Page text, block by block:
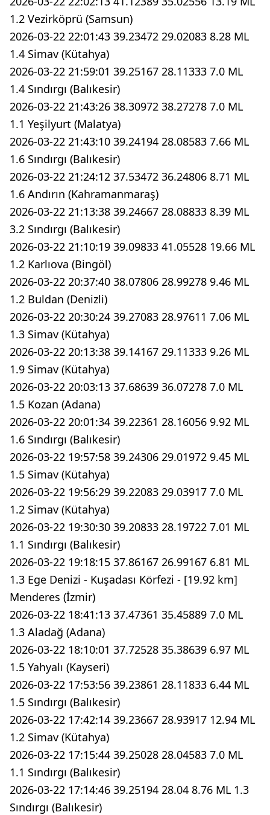
1.2 Vezirköprü (Samsun)
2026-03-22 22:01:43 39.23472 29.02083 8.28 ML
1.4 Simav (Kütahya)
2026-03-22 21:59:01 39.25167 28.11333 7.0 ML
1.4 Sındırgı (Balıkesir)
2026-03-22 21:43:26 38.30972 38.27278 7.0 ML
1.1 Yeşilyurt (Malatya)
2026-03-22 21:43:10 39.24194 28.08583 7.66 ML
1.6 Sındırgı (Balıkesir)
2026-03-22 21:24:12 37.53472 36.24806 8.71 ML
1.6 Andırın (Kahramanmaraş)
2026-03-22 21:13:38 39.24667 28.08833 8.39 ML
3.2 Sındırgı (Balıkesir)
2026-03-22 21:10:19 39.09833 41.05528 19.66 ML
1.2 Karlıova (Bingöl)
2026-03-22 20:37:40 38.07806 28.99278 9.46 ML
1.2 Buldan (Denizli)
2026-03-22 20:30:24 39.27083 28.97611 7.06 ML
1.3 Simav (Kütahya)
2026-03-22 20:13:38 39.14167 29.11333 9.26 ML
1.9 Simav (Kütahya)
2026-03-22 20:03:13 37.68639 36.07278 7.0 ML
1.5 Kozan (Adana)
2026-03-22 20:01:34 39.22361 28.16056 9.92 ML
1.6 Sındırgı (Balıkesir)
2026-03-22 19:57:58 39.24306 29.01972 9.45 ML
1.5 Simav (Kütahya)
2026-03-22 19:56:29 39.22083 29.03917 7.0 ML
1.2 Simav (Kütahya)
2026-03-22 19:30:30 39.20833 28.19722 7.01 ML
1.1 Sındırgı (Balıkesir)
2026-03-22 19:18:15 37.86167 26.99167 6.81 ML
1.3 Ege Denizi - Kuşadası Körfezi - [19.92 km]
Menderes (İzmir)
2026-03-22 18:41:13 37.47361 35.45889 7.0 ML
1.3 Aladağ (Adana)
2026-03-22 18:10:01 37.72528 35.38639 6.97 ML
1.5 Yahyalı (Kayseri)
2026-03-22 17:53:56 39.23861 28.11833 6.44 ML
1.5 Sındırgı (Balıkesir)
2026-03-22 17:42:14 39.23667 28.93917 12.94 ML
1.2 Simav (Kütahya)
2026-03-22 17:15:44 39.25028 28.04583 7.0 ML
1.1 Sındırgı (Balıkesir)
2026-03-22 17:14:46 39.25194 28.04 8.76 ML 1.3
Sındırgı (Balıkesir)